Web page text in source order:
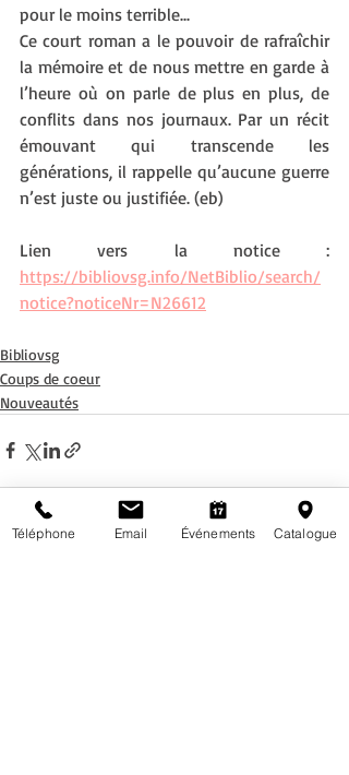
pour le moins terrible...
Ce court roman a le pouvoir de rafraîchir
la mémoire et de nous mettre en garde à
l’heure où on parle de plus en plus, de
conflits dans nos journaux. Par un récit
émouvant qui transcende les
générations, il rappelle qu’aucune guerre
n’est juste ou justifiée. (eb)
https://bibliovsg.info/NetBiblio/search/
notice?noticeNr=N26612
Bibliovsg
Coups de coeur
Nouveautés
Téléphone Email Événements Catalogue